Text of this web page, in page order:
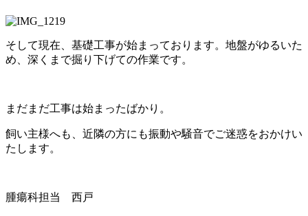
そして現在、基礎工事が始まっております。地盤がゆるいた
め、深くまで掘り下げての作業です。
まだまだ工事は始まったばかり。
飼い主様へも、近隣の方にも振動や騒音でご迷惑をおかけい
たします。
腫瘍科担当 西戸